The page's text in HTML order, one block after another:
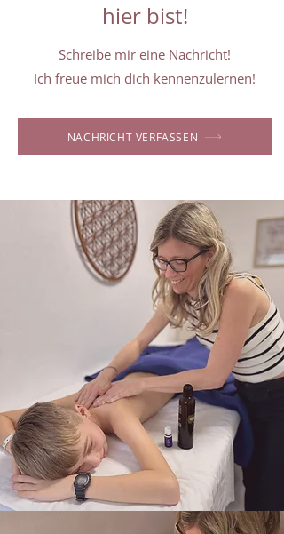
hier bist!
Schreibe mir eine Nachricht!
Ich freue mich dich kennenzulernen!
NACHRICHT VERFASSEN